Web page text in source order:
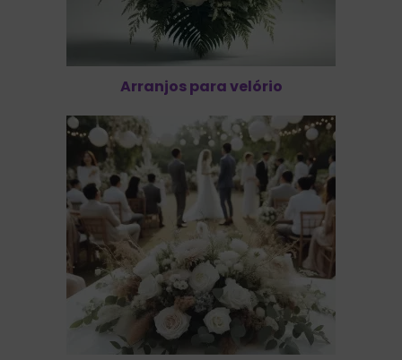
Arranjos para velório